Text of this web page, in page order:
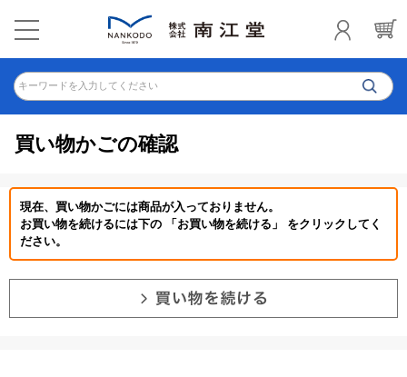
キーワードを入力してください
買い物かごの確認
現在、買い物かごには商品が入っておりません。
お買い物を続けるには下の 「お買い物を続ける」 をクリックしてく
ださい。